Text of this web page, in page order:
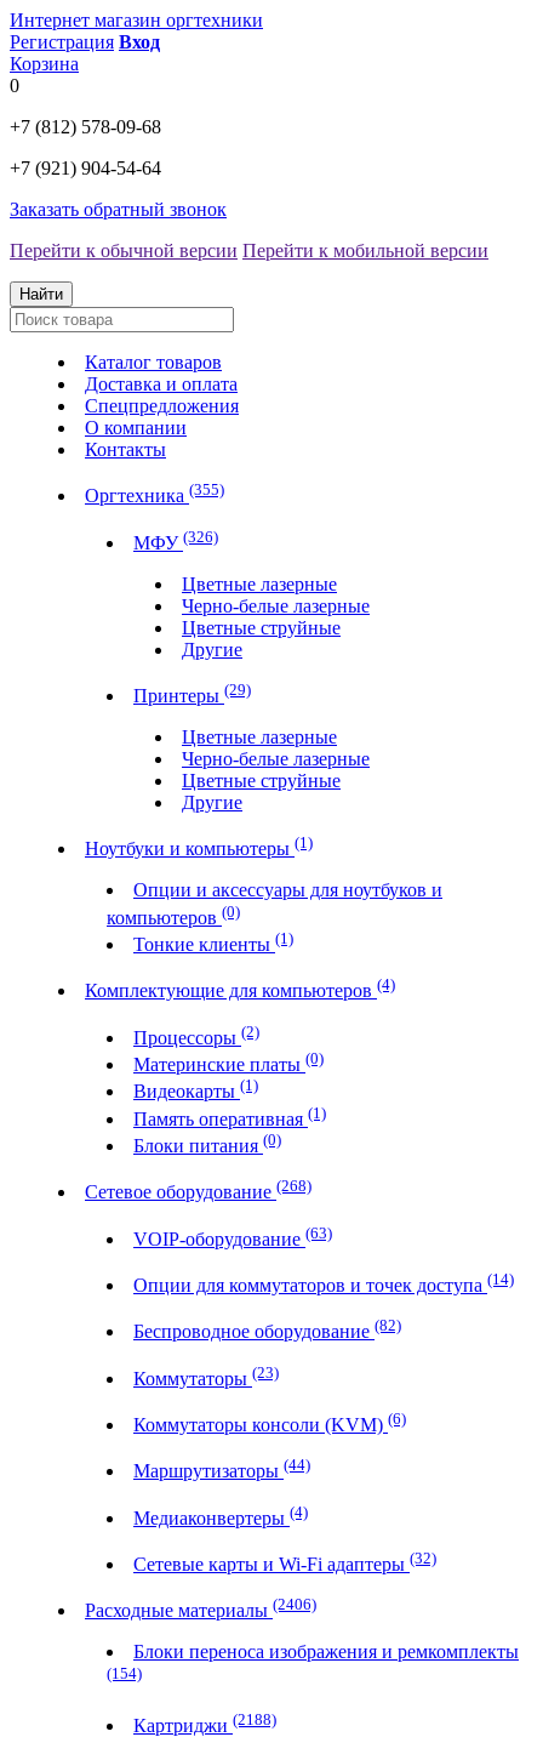
Интернет магазин оргтехники
Регистрация Вход
Корзина
0
+7 (812) 578-09-68
+7 (921) 904-54-64
Заказать обратный звонок
Перейти к обычной версии Перейти к мобильной версии
Найти
Каталог товаров
Доставка и оплата
Спецпредложения
О компании
Контакты
Оргтехника (355)
МФУ (326)
Цветные лазерные
Черно-белые лазерные
Цветные струйные
Другие
Принтеры (29)
Цветные лазерные
Черно-белые лазерные
Цветные струйные
Другие
Ноутбуки и компьютеры (1)
Опции и аксессуары для ноутбуков и
компьютеров (0)
Тонкие клиенты (1)
Комплектующие для компьютеров (4)
Процессоры (2)
Материнские платы (0)
Видеокарты (1)
Память оперативная (1)
Блоки питания (0)
Сетевое оборудование (268)
VOIP-оборудование (63)
Опции для коммутаторов и точек доступа (14)
Беспроводное оборудование (82)
Коммутаторы (23)
Коммутаторы консоли (KVM) (6)
Маршрутизаторы (44)
Медиаконвертеры (4)
Сетевые карты и Wi-Fi адаптеры (32)
Расходные материалы (2406)
Блоки переноса изображения и ремкомплекты
(154)
Картриджи (2188)